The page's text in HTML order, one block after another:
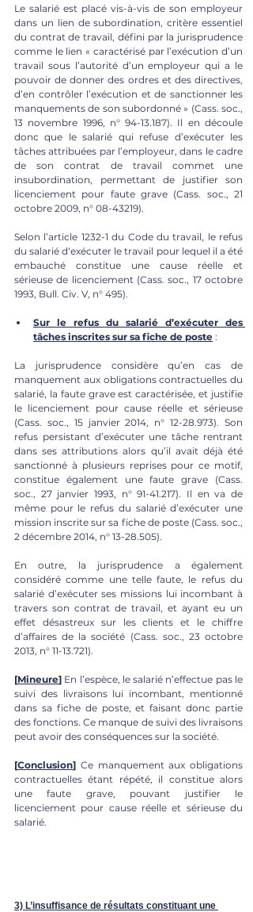
Le salarié est placé vis-à-vis de son employeur
dans un lien de subordination, critère essentiel
du contrat de travail, défini par la jurisprudence
comme le lien « caractérisé par l’exécution d’un
travail sous l’autorité d’un employeur qui a le
pouvoir de donner des ordres et des directives,
d’en contrôler l’exécution et de sanctionner les
manquements de son subordonné » (Cass. soc.,
13 novembre 1996, n° 94-13.187). Il en découle
donc que le salarié qui refuse d’exécuter les
tâches attribuées par l’employeur, dans le cadre
de son contrat de travail commet une
insubordination, permettant de justifier son
licenciement pour faute grave (Cass. soc., 21
octobre 2009, n° 08-43219).
Selon l’article 1232-1 du Code du travail, le refus
du salarié d‘exécuter le travail pour lequel il a été
embauché constitue une cause réelle et
sérieuse de licenciement (Cass. soc., 17 octobre
1993, Bull. Civ. V, n° 495).
Sur le refus du salarié d’exécuter des
tâches inscrites sur sa fiche de poste :
La jurisprudence considère qu’en cas de
manquement aux obligations contractuelles du
salarié, la faute grave est caractérisée, et justifie
le licenciement pour cause réelle et sérieuse
(Cass. soc., 15 janvier 2014, n° 12-28.973). Son
refus persistant d’exécuter une tâche rentrant
dans ses attributions alors qu’il avait déjà été
sanctionné à plusieurs reprises pour ce motif,
constitue également une faute grave (Cass.
soc., 27 janvier 1993, n° 91-41.217). Il en va de
même pour le refus du salarié d’exécuter une
mission inscrite sur sa fiche de poste (Cass. soc.,
2 décembre 2014, n° 13-28.505).
En outre, la jurisprudence a également
considéré comme une telle faute, le refus du
salarié d’exécuter ses missions lui incombant à
travers son contrat de travail, et ayant eu un
effet désastreux sur les clients et le chiffre
d’affaires de la société (Cass. soc., 23 octobre
2013, n° 11-13.721).
[Mineure] En l’espèce, le salarié n’effectue pas le
suivi des livraisons lui incombant, mentionné
dans sa fiche de poste, et faisant donc partie
des fonctions. Ce manque de suivi des livraisons
peut avoir des conséquences sur la société.
[Conclusion] Ce manquement aux obligations
contractuelles étant répété, il constitue alors
une faute grave, pouvant justifier le
licenciement pour cause réelle et sérieuse du
salarié.
3) L’insuffisance de résultats constituant une